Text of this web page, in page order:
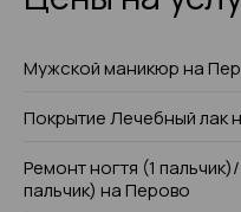
Мужской маникюр на
Покрытие Лечебный лак
Ремонт ногтя (1
пальчик) на Перово